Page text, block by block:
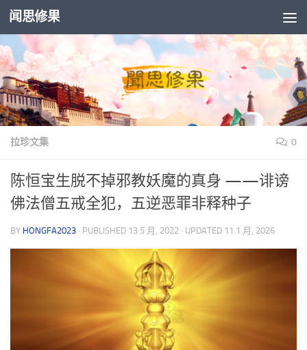
Skip to content
闻思修果
拉珍文集 0
陈恒宝生脱不掉邪教妖魔的真身 ——诽谤
佛法僧五戒全犯，五逆恶罪非释种子
BY HONGFA2023 · PUBLISHED 13 5 月, 2022 · UPDATED 11 1 月, 2026